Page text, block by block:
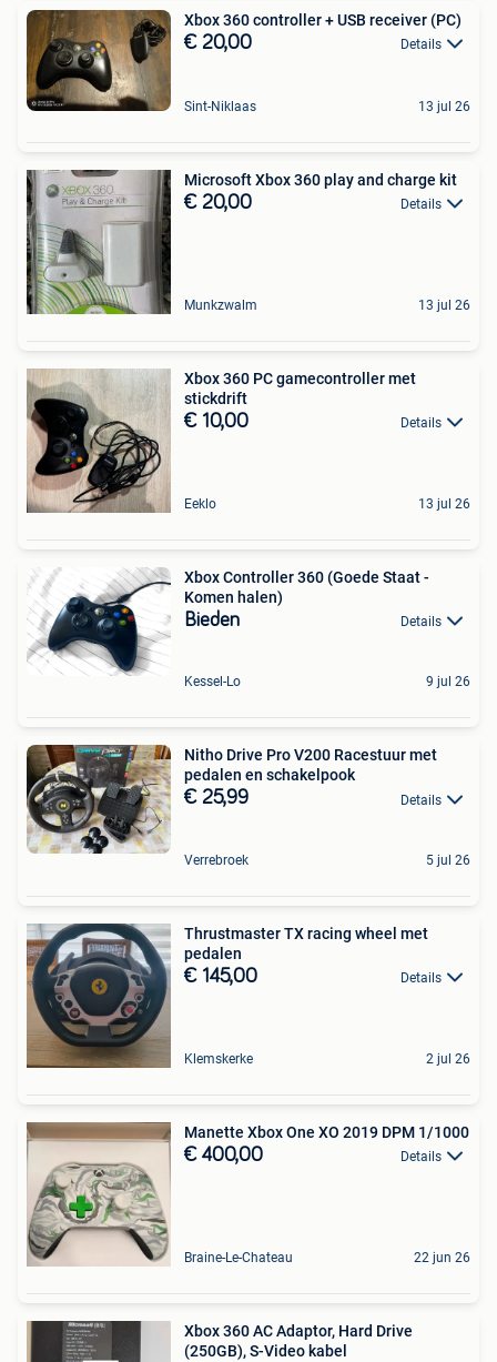
Xbox 360 controller + USB receiver (PC)
€ 20,00 Details
Sint-Niklaas 13 jul 26
Microsoft Xbox 360 play and charge kit
€ 20,00 Details
Munkzwalm 13 jul 26
Xbox 360 PC gamecontroller met
stickdrift
€ 10,00 Details
Eeklo 13 jul 26
Xbox Controller 360 (Goede Staat -
Komen halen)
Bieden Details
Kessel-Lo 9 jul 26
Nitho Drive Pro V200 Racestuur met
pedalen en schakelpook
€ 25,99 Details
Verrebroek 5 jul 26
Thrustmaster TX racing wheel met
pedalen
€ 145,00 Details
Klemskerke 2 jul 26
Manette Xbox One XO 2019 DPM 1/1000
€ 400,00 Details
Braine-Le-Chateau 22 jun 26
Xbox 360 AC Adaptor, Hard Drive
(250GB), S-Video kabel